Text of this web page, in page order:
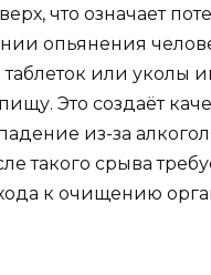
что означает
опьянения
или уколы
Это создаёт
из-за
такого срыва
к очищению